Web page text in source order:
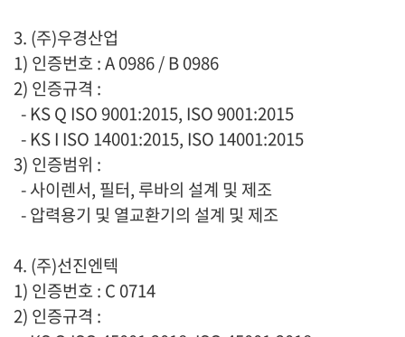
3. (주)우경산업
1) 인증번호 : A 0986 / B 0986
2) 인증규격 :
- KS Q ISO 9001:2015, ISO 9001:2015
- KS I ISO 14001:2015, ISO 14001:2015
3) 인증범위 :
- 사이렌서, 필터, 루바의 설계 및 제조
- 압력용기 및 열교환기의 설계 및 제조
4. (주)선진엔텍
1) 인증번호 : C 0714
2) 인증규격 :